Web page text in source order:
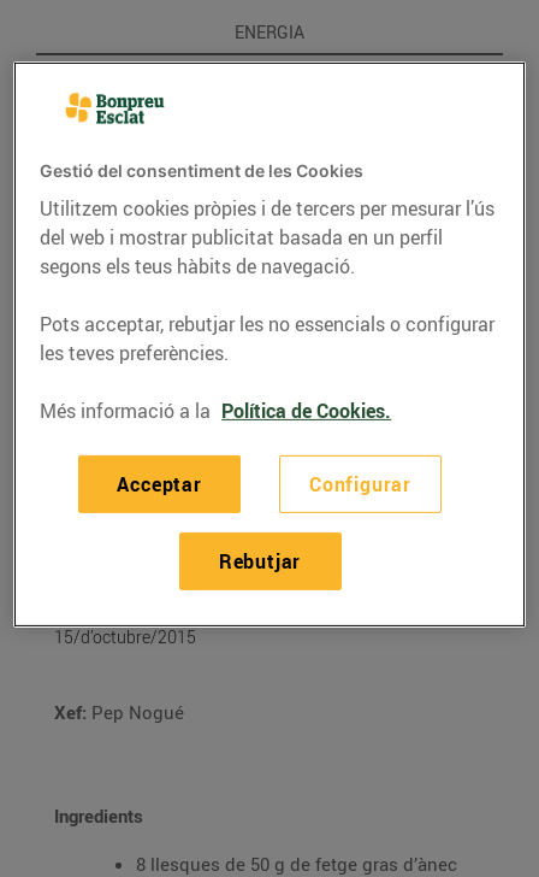
ENERGIA
RECEPTES
Fetge gras d’ànec amb
cremós de moniato
15/d’octubre/2015
Xef: Pep Nogué
Ingredients
8 llesques de 50 g de fetge gras d’ànec
Gestió del consentiment de les Cookies
Utilitzem cookies pròpies i de tercers per mesurar l’ús
del web i mostrar publicitat basada en un perfil
segons els teus hàbits de navegació.
Pots acceptar, rebutjar les no essencials o configurar
les teves preferències.
Més informació a la Política de Cookies.
Configurar
Rebutjar
Acceptar